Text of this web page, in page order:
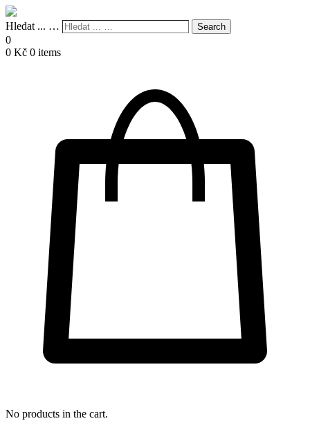
Hledat ... … Search
0
0 Kč 0 items
No products in the cart.